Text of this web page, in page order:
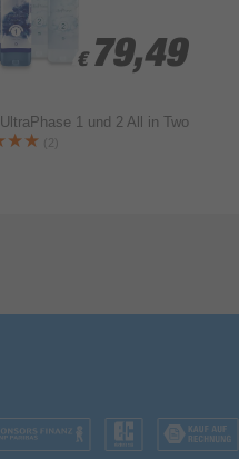
€ 79,49
€ 79,49
UltraPhase 1 und 2 All in Two
(2)